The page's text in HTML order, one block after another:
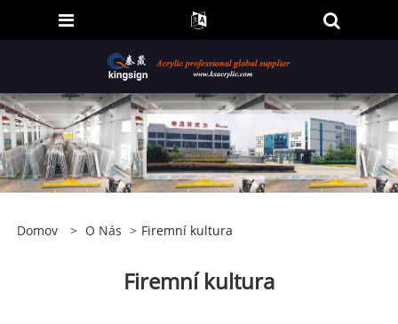
Domov > O Nás > Firemní kultura
Firemní kultura